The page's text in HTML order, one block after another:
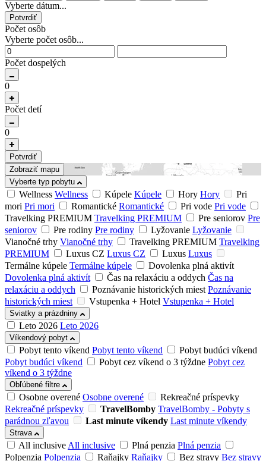
Vyberte dátum...
Potvrdiť
Počet osôb
Vyberte počet osôb...
Počet dospelých
0
Počet detí
0
Potvrdiť
Zobraziť mapu
Vyberte typ pobytu
Wellness Wellness Kúpele Kúpele Hory Hory
Pri
mori Pri mori Romantické Romantické Pri vode Pri vode
Travelking PREMIUM Travelking PREMIUM Pre seniorov Pre
seniorov
Pre rodiny Pre rodiny Lyžovanie Lyžovanie
Vianočné trhy Vianočné trhy Travelking PREMIUM Travelking
PREMIUM
Luxus CZ Luxus CZ Luxus Luxus
Termálne kúpele Termálne kúpele
Dovolenka plná aktivít
Dovolenka plná aktivít
Čas na relaxáciu a oddych Čas na
relaxáciu a oddych
Poznávanie historických miest Poznávanie
historických miest
Vstupenka + Hotel Vstupenka + Hotel
Sviatky a prázdniny
Leto 2026 Leto 2026
Víkendový pobyt
Pobyt tento víkend Pobyt tento víkend
Pobyt budúci víkend
Pobyt budúci víkend
Pobyt cez víkend o 3 týždne Pobyt cez
víkend o 3 týždne
Obľúbené filtre
Osobne overené Osobne overené
Rekreačné príspevky
Rekreačné príspevky
TravelBomby TravelBomby - Pobyty s
parádnou zľavou
Last minute víkendy Last minute víkendy
Strava
All inclusiveAll inclusive Plná penzia Plná penzia
Polpenzia Polpenzia Raňajky Raňajky Bez stravy Bez stravy